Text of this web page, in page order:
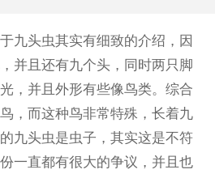
九头虫其实有细致的介绍，因
并且还有九个头，同时两只脚
，并且外形有些像鸟类。综合
，而这种鸟非常特殊，长着九
九头虫是虫子，其实这是不符
一直都有很大的争议，并且也